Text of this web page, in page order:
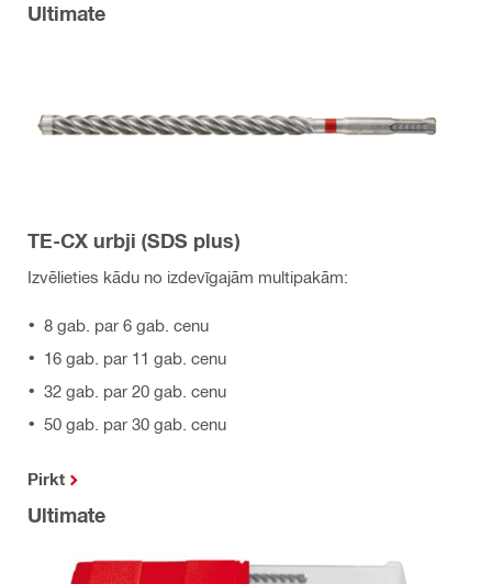
Ultimate
TE-CX urbji (SDS plus)
Izvēlieties kādu no izdevīgajām multipakām:
8 gab. par 6 gab. cenu
16 gab. par 11 gab. cenu
32 gab. par 20 gab. cenu
50 gab. par 30 gab. cenu
Pirkt
Ultimate